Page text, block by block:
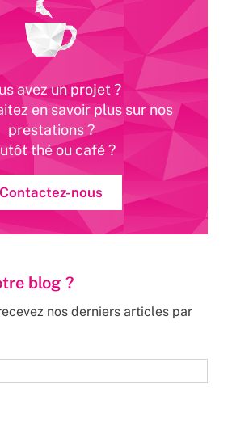
avez un projet ?
en savoir plus sur nos
prestations ?
thé ou café ?
Contactez-nous
blog ?
nos derniers articles par